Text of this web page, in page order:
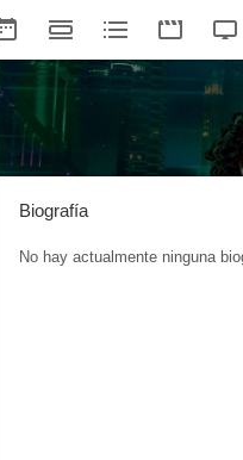
Biografía
No hay actualmente ninguna